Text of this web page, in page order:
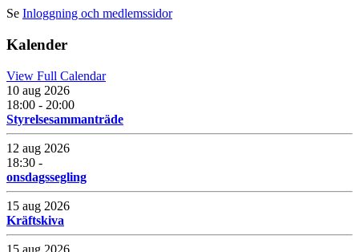
Se Inloggning och medlemssidor
Kalender
View Full Calendar
10 aug 2026
18:00 - 20:00
Styrelsesammanträde
12 aug 2026
18:30 -
onsdagssegling
15 aug 2026
Kräftskiva
15 aug 2026